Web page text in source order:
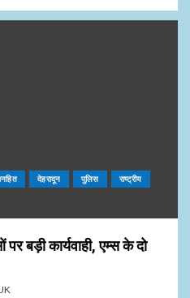
देहरादून पुलिस राष्ट्रीय
बड़ी कार्यवाही, एम्स के दो